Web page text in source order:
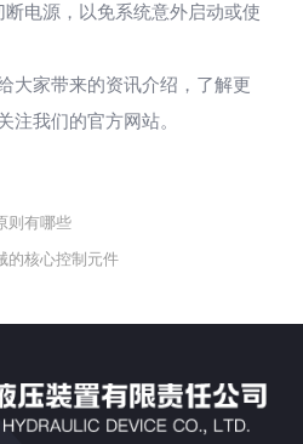
电源，以免系统意外启动或使
大家带来的资讯介绍，了解更
注我们的官方网站。
则有哪些
核心控制元件